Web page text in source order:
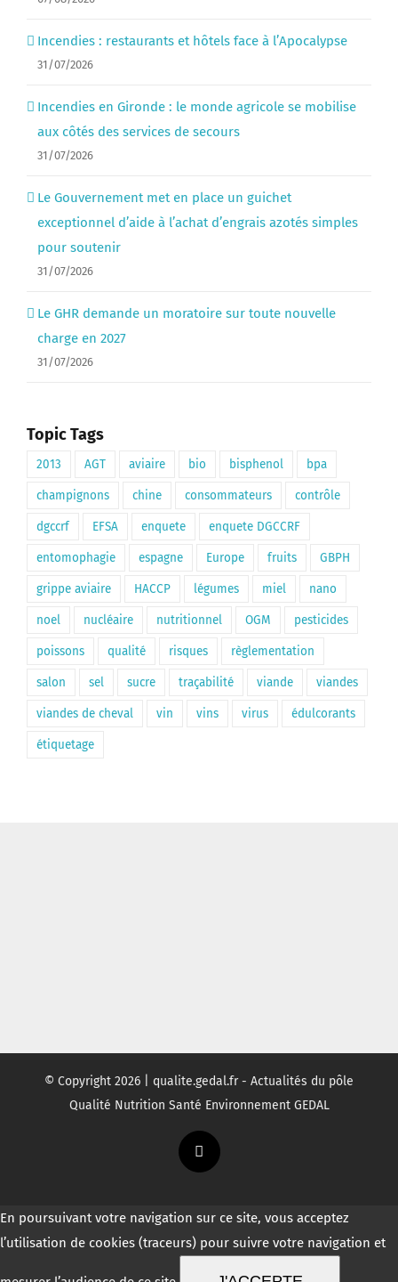
Incendies : restaurants et hôtels face à l’Apocalypse
31/07/2026
Incendies en Gironde : le monde agricole se mobilise
aux côtés des services de secours
31/07/2026
Le Gouvernement met en place un guichet
exceptionnel d’aide à l’achat d’engrais azotés simples
pour soutenir
31/07/2026
Le GHR demande un moratoire sur toute nouvelle
charge en 2027
31/07/2026
Topic Tags
2013 AGT aviaire bio bisphenol bpa
champignons chine consommateurs contrôle
dgccrf EFSA enquete enquete DGCCRF
entomophagie espagne Europe fruits GBPH
grippe aviaire HACCP légumes miel nano
noel nucléaire nutritionnel OGM pesticides
poissons qualité risques règlementation
salon sel sucre traçabilité viande viandes
viandes de cheval vin vins virus édulcorants
étiquetage
© Copyright 2026 | qualite.gedal.fr - Actualités du pôle
Qualité Nutrition Santé Environnement GEDAL
Twitter
En poursuivant votre navigation sur ce site, vous acceptez
l’utilisation de cookies (traceurs) pour suivre votre navigation et